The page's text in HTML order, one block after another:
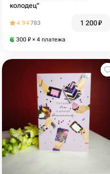
колодец"
4.94783 1 200₽
300 ₽ × 4 платежа